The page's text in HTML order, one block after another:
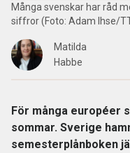
Många svenskar har råd
siffror (Foto: Adam Ihse/
Matilda
Habbe
För många européer
sommar. Sverige
semesterplånboken